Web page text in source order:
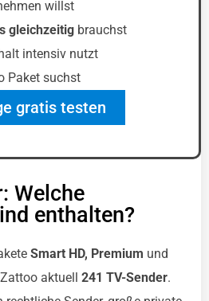
willst
gleichzeitig brauchst
intensiv nutzt
Paket suchst
gratis testen
Welche
enthalten?
Smart HD, Premium und
aktuell 241 TV-Sender.